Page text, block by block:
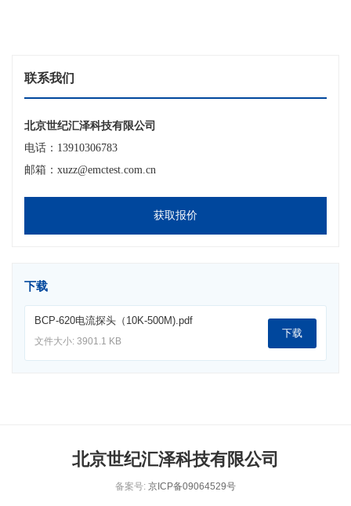
联系我们
北京世纪汇泽科技有限公司
电话：13910306783
邮箱：xuzz@emctest.com.cn
获取报价
下载
BCP-620电流探头（10K-500M).pdf
文件大小: 3901.1 KB
下载
北京世纪汇泽科技有限公司
备案号: 京ICP备09064529号